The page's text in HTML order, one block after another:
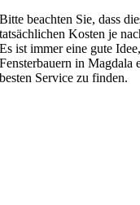
Bitte beachten Sie, dass
tatsächlichen Kosten je
Es ist immer eine gute
Fensterbauern in Magdala
besten Service zu finden.